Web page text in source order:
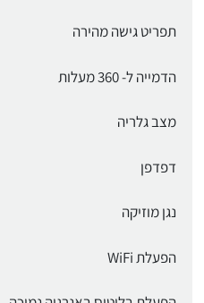
תפריט גישה מהירה
הדמייה ל- 360 מעלות
מצב גלריה
דפדפן
נגן מוזיקה
הפעלת WiFi